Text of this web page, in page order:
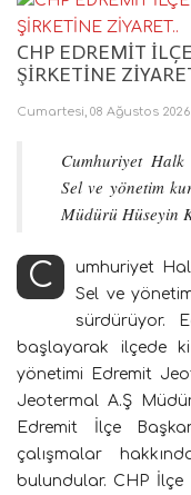
CHP EDREMİT
ŞİRKETİNE
Cumartesi, 08 Ağustos 2026
Cumhuriyet Halk
Sel ve yönetim
Müdürü Hüseyin
Cumhuriyet Halk Partisi Edremit İlçe Başkanı Yusuf
Sel ve
sürdürüyor.
başlayarak ilçede
yönetimi Edremit
Jeotermal A.Ş
Edremit İlçe
çalışmalar
bulundular. CHP İlçe